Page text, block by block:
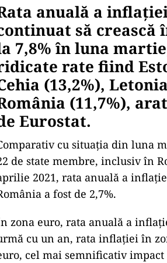
anuală a
să crească
7,8% în luna
rate fiind
(13,2%),
(11,7%),
Eurostat.
cu situaţia din luna
de state membre, inclusiv în
2021, rata anuală a
a fost de 2,7%.
zona euro, rata anuală a
cu un an, rata inflaţiei în
cel mai semnificativ